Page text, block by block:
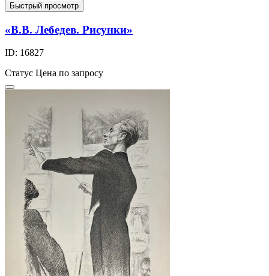
Быстрый просмотр
«В.В. Лебедев. Рисунки»
ID: 16827
Статус Цена по запросу